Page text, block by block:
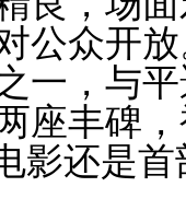
公众开
一，与
座丰碑
影还是